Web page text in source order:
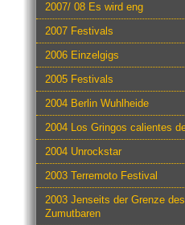
2007/ 08 Es wird eng
2007 Festivals
2006 Einzelgigs
2005 Festivals
2004 Berlin Wuhlheide
2004 Los Gringos calientes
2004 Unrockstar
2003 Terremoto Festival
2003 Jenseits der Grenze des
Zumutbaren